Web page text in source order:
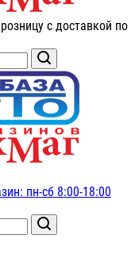
с доставкой
пн-сб 8:00-18:00